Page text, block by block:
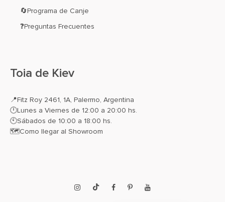
🔄Programa de Canje
❓Preguntas Frecuentes
Toia de Kiev
📍Fitz Roy 2461, 1A, Palermo, Argentina
🕛Lunes a Viernes de 12:00 a 20:00 hs.
🕙Sábados de 10:00 a 18:00 hs.
🗺️Como llegar al Showroom
InstagramTikTokFacebook
PinterestYouTube